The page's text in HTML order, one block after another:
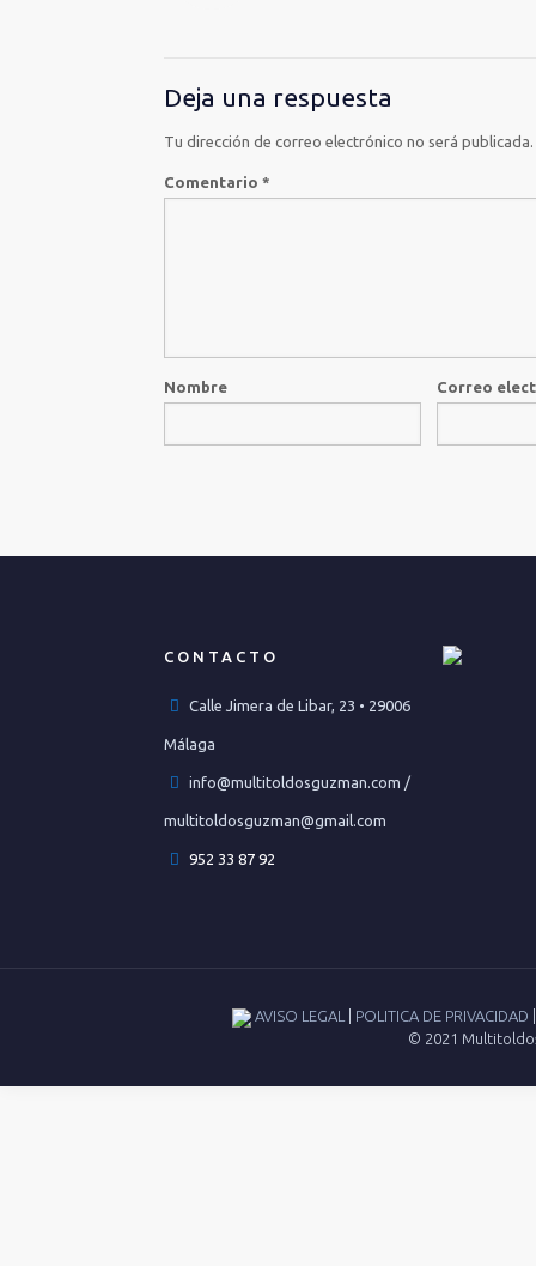
Deja una respuesta
Tu dirección de correo electrónico no será publicada.
Comentario *
Nombre Correo
CONTACTO
Calle Jimera de Libar, 23 • 29006
Málaga
info@multitoldosguzman.com /
multitoldosguzman@gmail.com
952 33 87 92
AVISO LEGAL POLITICA DE PRIVACIDAD
© 2021